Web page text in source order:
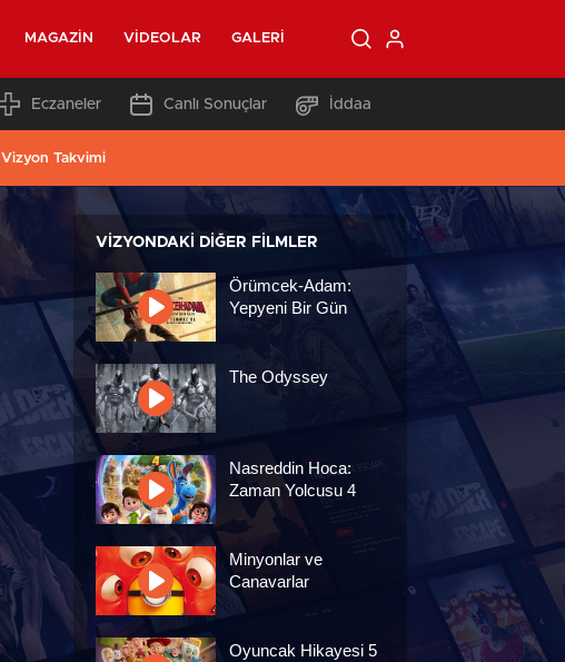
MAGAZIN VIDEOLAR GALERI
Eczaneler Canlı Sonuçlar İddaa
Vizyon Takvimi
VIZYONDAKI DIĞER FILMLER
Örümcek-Adam:
Yepyeni Bir Gün
The Odyssey
Nasreddin Hoca:
Zaman Yolcusu 4
Minyonlar ve
Canavarlar
Oyuncak Hikayesi 5